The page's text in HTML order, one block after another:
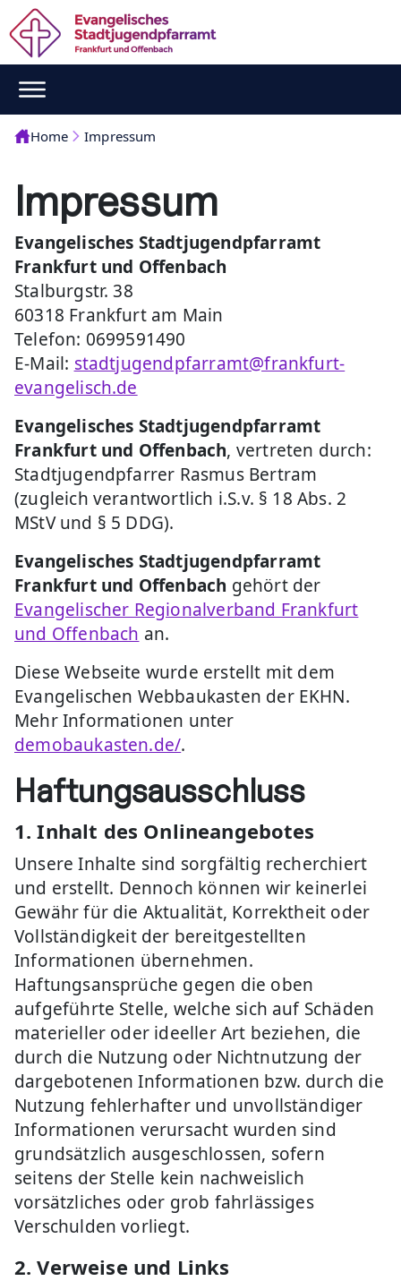
Home Impressum
Impressum
Evangelisches Stadtjugendpfarramt
Frankfurt und Offenbach
Stalburgstr. 38
60318 Frankfurt am Main
Telefon: 0699591490
E-Mail: stadtjugendpfarramt@frankfurt-
evangelisch.de
Evangelisches Stadtjugendpfarramt
Frankfurt und Offenbach, vertreten durch:
Stadtjugendpfarrer Rasmus Bertram
(zugleich verantwortlich i.S.v. § 18 Abs. 2
MStV und § 5 DDG).
Evangelisches Stadtjugendpfarramt
Frankfurt und Offenbach gehört der
Evangelischer Regionalverband Frankfurt
und Offenbach an.
Diese Webseite wurde erstellt mit dem
Evangelischen Webbaukasten der EKHN.
Mehr Informationen unter
demobaukasten.de/.
Haftungsausschluss
1. Inhalt des Onlineangebotes
Unsere Inhalte sind sorgfältig recherchiert
und erstellt. Dennoch können wir keinerlei
Gewähr für die Aktualität, Korrektheit oder
Vollständigkeit der bereitgestellten
Informationen übernehmen.
Haftungsansprüche gegen die oben
aufgeführte Stelle, welche sich auf Schäden
materieller oder ideeller Art beziehen, die
durch die Nutzung oder Nichtnutzung der
dargebotenen Informationen bzw. durch die
Nutzung fehlerhafter und unvollständiger
Informationen verursacht wurden sind
grundsätzlich ausgeschlossen, sofern
seitens der Stelle kein nachweislich
vorsätzliches oder grob fahrlässiges
Verschulden vorliegt.
2. Verweise und Links